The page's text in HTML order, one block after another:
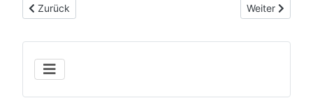
Vorheriger Beitrag: Ehrung Schulradeln 2024- HKS mit 3. Platz
Zurück Nächster
Weiter